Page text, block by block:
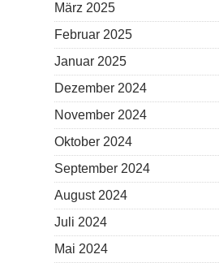
März 2025
Februar 2025
Januar 2025
Dezember 2024
November 2024
Oktober 2024
September 2024
August 2024
Juli 2024
Mai 2024